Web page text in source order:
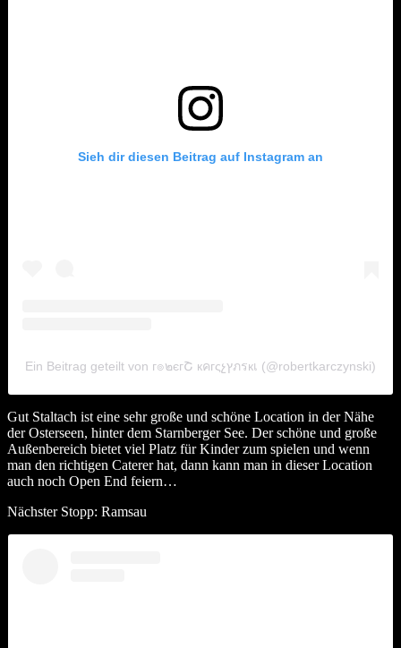
Sieh dir diesen Beitrag auf Instagram an
Ein Beitrag geteilt von г๏๒єгՇ кคгςչץภรкเ (@robertkarczynski)
Gut Staltach ist eine sehr große und schöne Location in der Nähe
der Osterseen, hinter dem Starnberger See. Der schöne und große
Außenbereich bietet viel Platz für Kinder zum spielen und wenn
man den richtigen Caterer hat, dann kann man in dieser Location
auch noch Open End feiern…
Nächster Stopp: Ramsau